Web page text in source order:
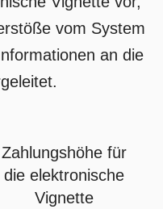
vom System
an die
Zahlungshöhe für
die elektronische
Vignette